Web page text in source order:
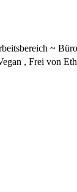
~ Büro
, Frei von